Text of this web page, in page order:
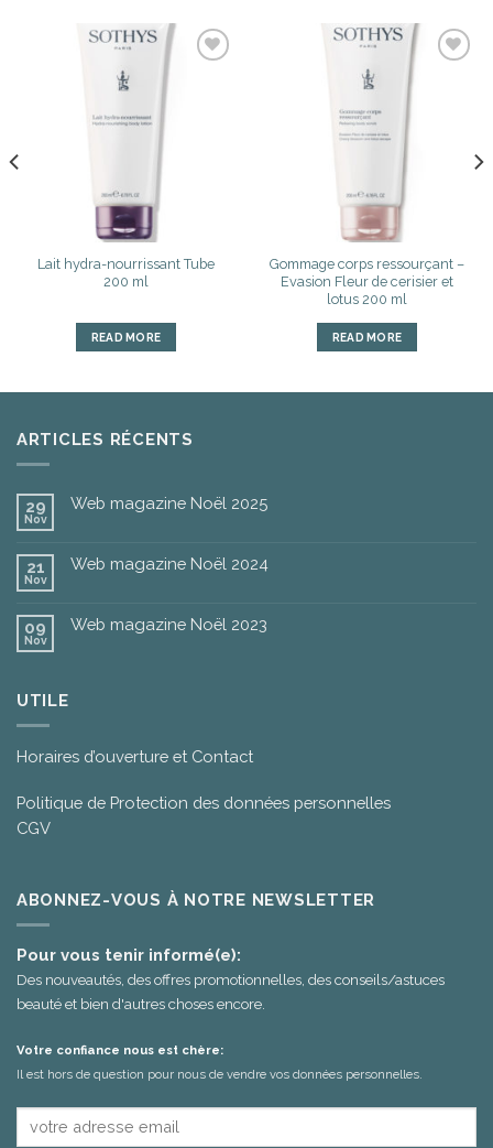
Lait hydra-nourrissant Tube
200 ml
READ MORE
Gommage corps ressourçant –
Evasion Fleur de cerisier et
lotus 200 ml
READ MORE
ARTICLES RÉCENTS
29
Nov
Web magazine Noël 2025
21
Nov
Web magazine Noël 2024
09
Nov
Web magazine Noël 2023
UTILE
Horaires d’ouverture et Contact
Politique de Protection des données personnelles
CGV
ABONNEZ-VOUS À NOTRE NEWSLETTER
Pour vous tenir informé(e):
Des nouveautés, des offres promotionnelles, des conseils/astuces
beauté et bien d'autres choses encore.
Votre confiance nous est chère:
Il est hors de question pour nous de vendre vos données personnelles.